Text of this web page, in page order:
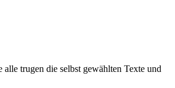
trugen die selbst gewählten Texte und